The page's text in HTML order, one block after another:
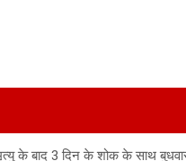
के बाद 3 दिन के शोक के साथ